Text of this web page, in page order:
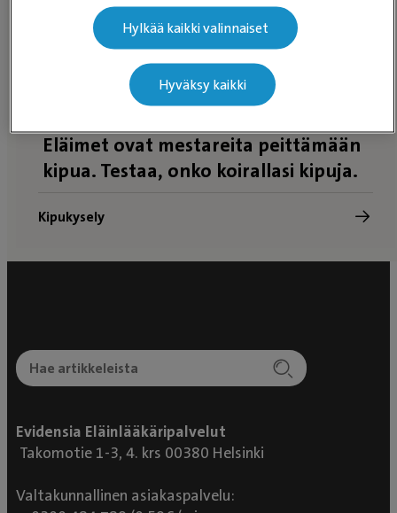
Eläimet ovat mestareita peittämään
kipua. Testaa, onko koirallasi kipuja.
Kipukysely
Evidensia Eläinlääkäripalvelut
Takomotie 1-3, 4. krs 00380 Helsinki
Valtakunnallinen asiakaspalvelu:
Hylkää kaikki valinnaiset
Hyväksy kaikki